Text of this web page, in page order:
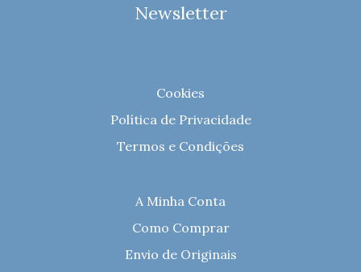
Newsletter
Cookies
Política de Privacidade
Termos e Condições
A Minha Conta
Como Comprar
Envio de Originais